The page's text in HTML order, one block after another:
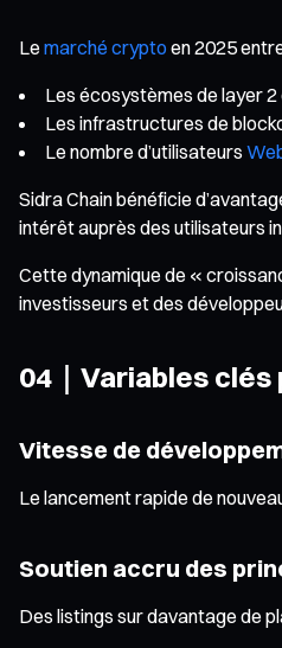
Le marché cryptoen 2025
Les écosystèmes de layer
Les infrastructures de
Le nombre d’utilisateurs
Sidra Chain bénéficie
intérêt auprès des utilisateurs
Cette dynamique de «
investisseurs et des
04｜Variables clés
Vitesse de
Le lancement rapide de
Soutien accru des
Des listings sur davantage de